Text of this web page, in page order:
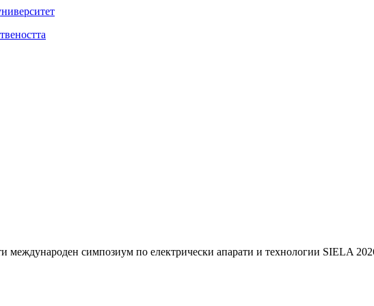
международен симпозиум по електрически апарати и технологии SIELA